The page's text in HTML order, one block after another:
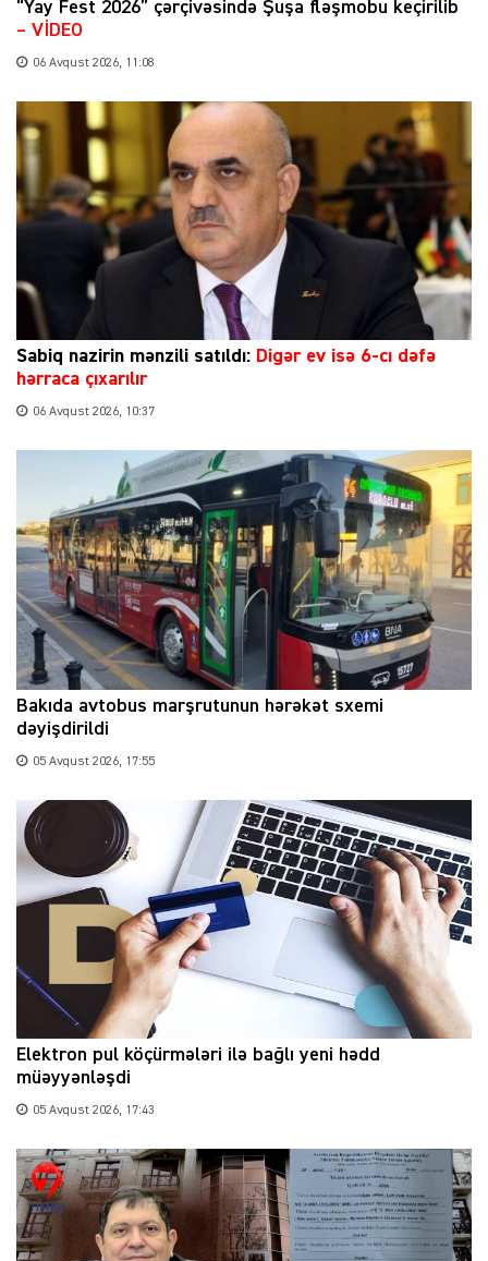
“Yay Fest 2026” çərçivəsində Şuşa fləşmobu keçirilib
– VİDEO
06 Avqust 2026, 11:08
Sabiq nazirin mənzili satıldı: Digər ev isə 6-cı dəfə
hərraca çıxarılır
06 Avqust 2026, 10:37
Bakıda avtobus marşrutunun hərəkət sxemi
dəyişdirildi
05 Avqust 2026, 17:55
Elektron pul köçürmələri ilə bağlı yeni hədd
müəyyənləşdi
05 Avqust 2026, 17:43